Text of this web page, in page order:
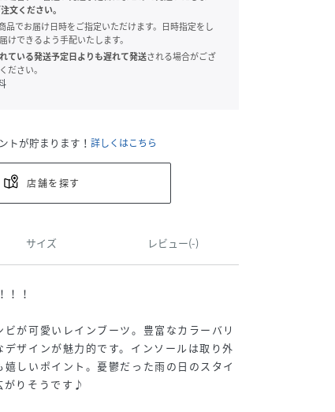
文ください。
でお届け日時をご指定いただけます。日時指定をし
けできるよう手配いたします。
ている発送予定日よりも遅れて発送される場合がござ
ださい。
トが貯まります！ 詳しくはこちら
店舗を探す
サイズ レビュー(-)
！！
が可愛いレインブーツ。豊富なカラーバリ
ザインが魅力的です。インソールは取り外
しいポイント。憂鬱だった雨の日のスタイ
がりそうです♪